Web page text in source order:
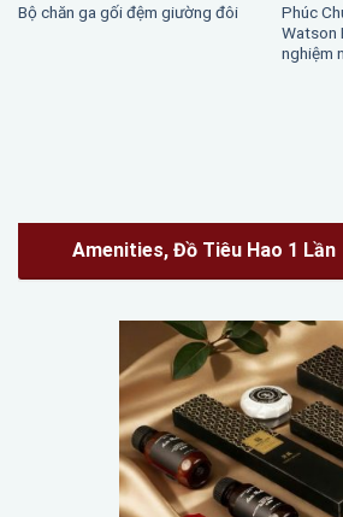
Bộ chăn ga gối đệm giường đôi
Phúc
Watson
nghiệm
Amenities, Đồ Tiêu Hao 1 Lần